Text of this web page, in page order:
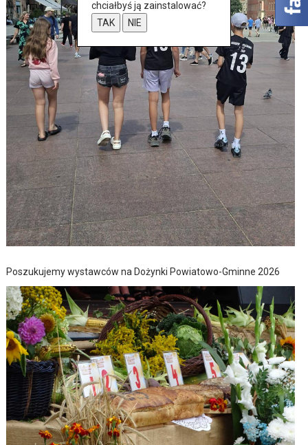
Poszukujemy wystawców na Dożynki Powiatowo-Gminne 2026
chciałbyś ją zainstalować?
TAK
NIE